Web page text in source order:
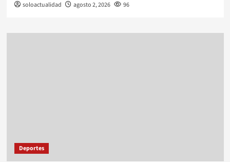
soloactualidad agosto 2, 2026 96
Deportes